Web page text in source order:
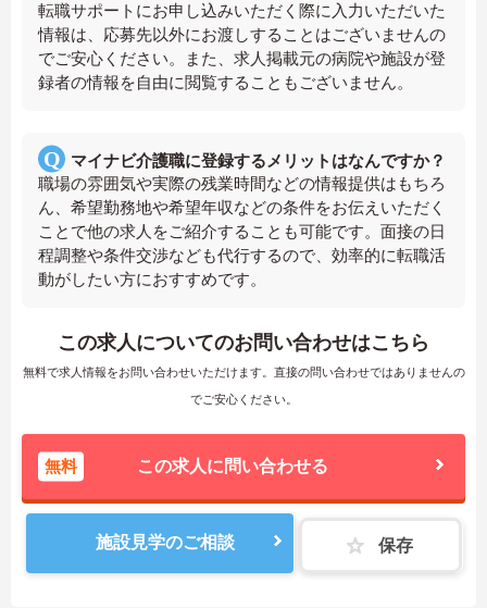
転職サポートにお申し込みいただく際に入力いただいた
情報は、応募先以外にお渡しすることはございませんの
でご安心ください。また、求人掲載元の病院や施設が登
録者の情報を自由に閲覧することもございません。
マイナビ介護職に登録するメリットはなんですか？
職場の雰囲気や実際の残業時間などの情報提供はもちろ
ん、希望勤務地や希望年収などの条件をお伝えいただく
ことで他の求人をご紹介することも可能です。面接の日
程調整や条件交渉なども代行するので、効率的に転職活
動がしたい方におすすめです。
この求人についてのお問い合わせはこちら
無料で求人情報をお問い合わせいただけます。直接の問い合わせではありませんの
でご安心ください。
無料 この求人に問い合わせる
施設見学のご相談 保存